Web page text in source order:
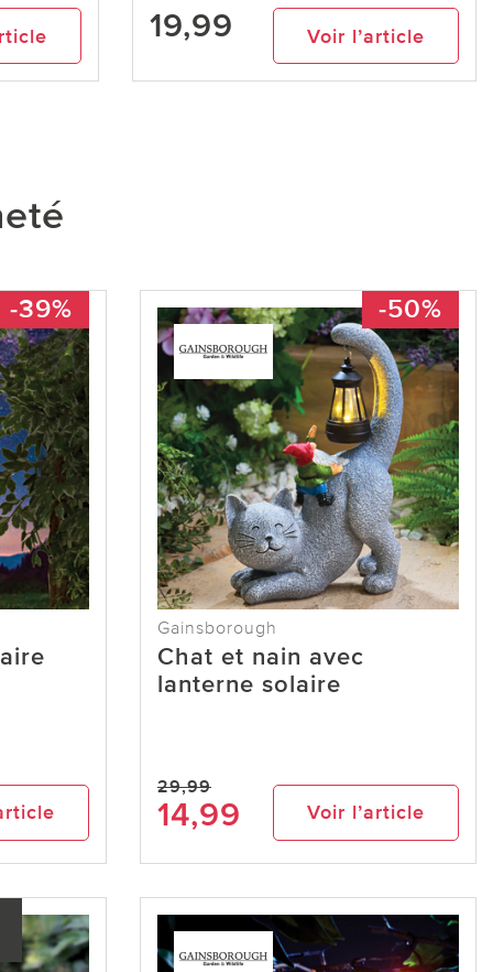
19,99 Voir l’article
-39% -50%
Gainsborough
Chat et nain avec
lanterne solaire
29,99
14,99 Voir l’article